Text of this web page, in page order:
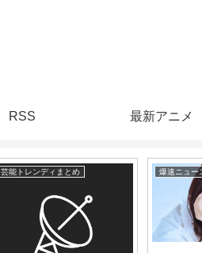
RSS 最新アニメ
芸能トレンディまとめ 爆速ニュー